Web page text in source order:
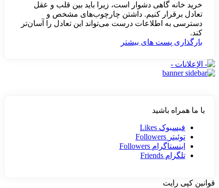
خرید خانه گاهی دشوار است، زیرا باید بین قلب و عقل
تعادل برقرار کنیم. داشتن چارچوب‌های مشخص و
دسترسی به اطلاعات درست می‌تواند این تعادل را آسان‌تر
کند.
بارگذاری پست های بیشتر
با ما همراه باشید
فیسبوک Likes
توئیتر Followers
اینستاگرام Followers
تلگرام Friends
قوانین کپی رایت